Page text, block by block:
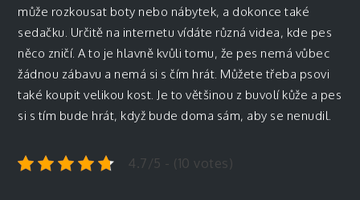
může rozkousat boty nebo nábytek, a dokonce také
sedačku. Určitě na internetu vídáte různá videa, kde pes
něco zničí. A to je hlavně kvůli tomu, že pes nemá vůbec
žádnou zábavu a nemá si s čím hrát. Můžete třeba psovi
také koupit velikou kost. Je to většinou z buvolí kůže a pes
si s tím bude hrát, když bude doma sám, aby se nenudil.
4.7/5 - (10 votes)